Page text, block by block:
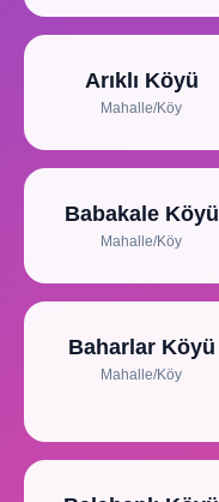
Arıklı Köyü
Mahalle/Köy
Babakale Köyü
Mahalle/Köy
Baharlar Köyü
Mahalle/Köy